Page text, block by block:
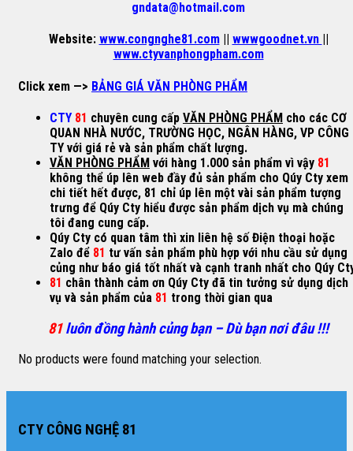
gndata@hotmail.com
Website: www.congnghe81.com|| wwwgoodnet.vn
www.ctyvanphongpham.com
Click xem —> BẢNG GIÁ VĂN PHÒNG PHẨM
CTY 81 chuyên cung cấp VĂN PHÒNG PHẨM cho các CƠ
QUAN NHÀ NƯỚC, TRƯỜNG HỌC, NGÂN HÀNG, VP CÔNG
TY với giá rẻ và sản phẩm chất lượng.
VĂN PHÒNG PHẨM với hàng 1.000 sản phẩm vì vậy 81
không thể úp lên web đầy đủ sản phẩm cho Qúy Cty xem
chi tiết hết được, 81 chỉ úp lên một vài sản phẩm tượng
trưng để Qúy Cty hiểu được sản phẩm dịch vụ mà chúng
tôi đang cung cấp.
Qúy Cty có quan tâm thì xin liên hệ số Điện thoại hoặc
Zalo để 81 tư vấn sản phẩm phù hợp với nhu cầu sử dụng
củng như báo giá tốt nhất và cạnh tranh nhất cho Qúy
81 chân thành cảm ơn Qúy Cty đã tin tưởng sử dụng dịch
vụ và sản phẩm của 81 trong thời gian qua
81 luôn đồng hành củng bạn – Dù bạn nơi đâu !!!
No products were found matching your selection.
CTY CÔNG NGHỆ 81